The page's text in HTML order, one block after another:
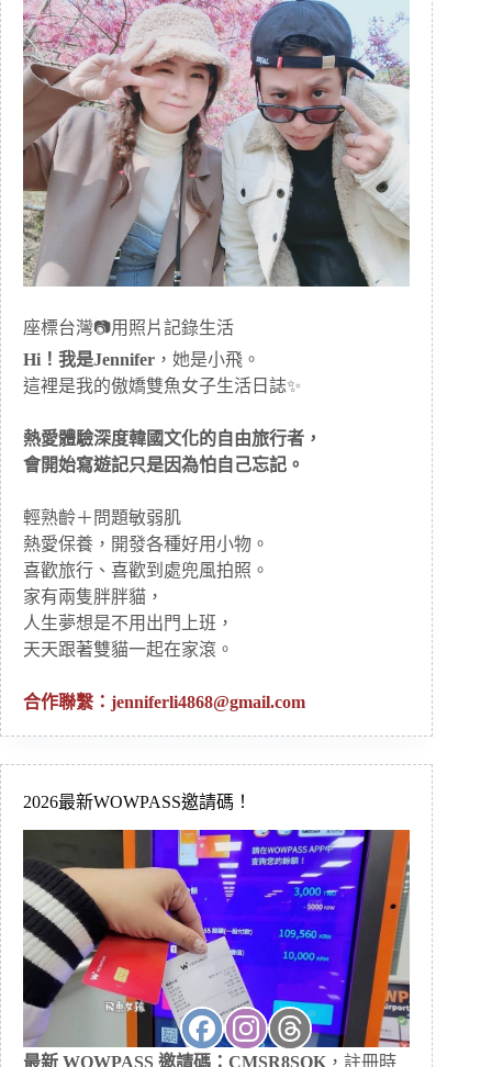
座標台灣📷用照片記錄生活
Hi！我是Jennifer ，她是小飛。
這裡是我的傲嬌雙魚女子生活日誌✨
熱愛體驗深度韓國文化的自由旅行者，
會開始寫遊記只是因為怕自己忘記。
輕熟齡＋問題敏弱肌
熱愛保養，開發各種好用小物。
喜歡旅行、喜歡到處兜風拍照。
家有兩隻胖胖貓，
人生夢想是不用出門上班，
天天跟著雙貓一起在家滾。
合作聯繫： jenniferli4868@gmail.com
2026最新WOWPASS邀請碼！
最新 WOWPASS 邀請碼：CMSR8SQK ，註冊時